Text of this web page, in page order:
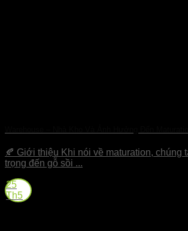
🍂 Giới thiệu Khi nói về maturation, chúng
trọng đến gỗ sồi ...
25
Th5